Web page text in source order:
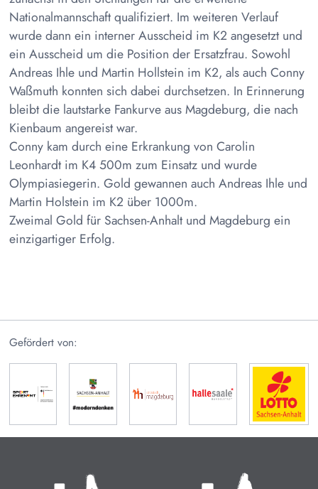
Nationalmannschaft qualifiziert. Im weiteren Verlauf
wurde dann ein interner Ausscheid im K2 angesetzt und
ein Ausscheid um die Position der Ersatzfrau. Sowohl
Andreas Ihle und Martin Hollstein im K2, als auch Conny
Waßmuth konnten sich dabei durchsetzen. In Erinnerung
bleibt die lautstarke Fankurve aus Magdeburg, die nach
Kienbaum angereist war.
Conny kam durch eine Erkrankung von Carolin
Leonhardt im K4 500m zum Einsatz und wurde
Olympiasiegerin. Gold gewannen auch Andreas Ihle und
Martin Holstein im K2 über 1000m.
Zweimal Gold für Sachsen-Anhalt und Magdeburg ein
einzigartiger Erfolg.
Gefördert von:
Olympische Sommerspiele Paralympische Sommerspiele